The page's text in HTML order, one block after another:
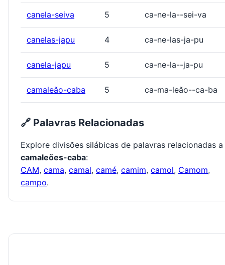
canela-seiva 5 ca-ne-la--sei-va
canelas-japu 4 ca-ne-las-ja-pu
canela-japu 5 ca-ne-la--ja-pu
camaleão-caba 5 ca-ma-leão--ca-ba
🔗 Palavras Relacionadas
Explore divisões silábicas de palavras relacionadas a
camaleões-caba:
CAM, cama, camal, camé, camim, camol, Camom,
campo.